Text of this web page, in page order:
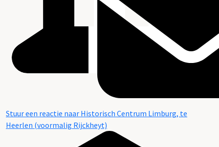
Stuur een reactie naar Historisch Centrum Limburg, te
Heerlen (voormalig Rijckheyt)